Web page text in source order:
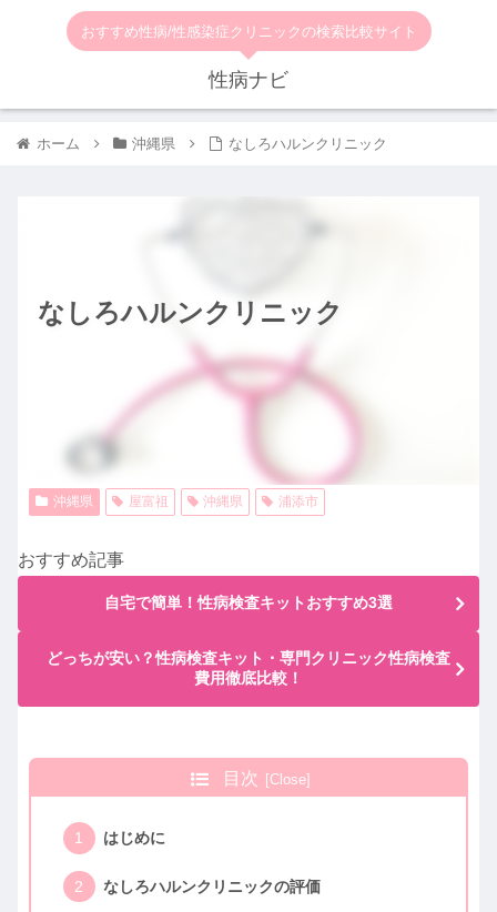
おすすめ性病/性感染症クリニックの検索比較サイト
性病ナビ
ホーム 沖縄県 なしろハルンクリニック
なしろハルンクリニック
沖縄県 屋富祖 沖縄県 浦添市
おすすめ記事
自宅で簡単！性病検査キットおすすめ3選
どっちが安い？性病検査キット・専門クリニック性病検査
費用徹底比較！
目次
はじめに
なしろハルンクリニックの評価